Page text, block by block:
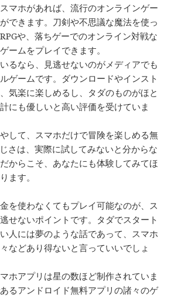
マホがあれば、流行のオンラインゲー
できます。刀剣や不思議な魔法を使っ
や、落ちゲーでのオンライン対戦な
ームをプレイできます。
るなら、見逃せないのがメディアでも
ゲームです。ダウンロードやインスト
気楽に楽しめるし、タダのものがほと
にも優しいと高い評価を受けていま
して、スマホだけで冒険を楽しめる無
さは、実際に試してみないと分からな
からこそ、あなたにも体験してみてほ
ます。
を使わなくてもプレイ可能なのが、ス
せないポイントです。タダでスタート
人には夢のような話であって、スマホ
などあり得ないと言っていいでしょ
ホアプリは星の数ほど制作されていま
るアンドロイド無料アプリの諸々のゲ